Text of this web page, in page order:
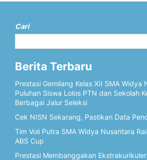
Cari
Berita Terbaru
Prestasi Gemilang Kelas XII SMA Widya
Puluhan Siswa Lolos PTN dan Sekolah
Berbagai Jalur Seleksi
Cek NISN Sekarang, Pastikan Data
Tim Voli Putra SMA Widya Nusantara
ABS Cup
Prestasi Membanggakan